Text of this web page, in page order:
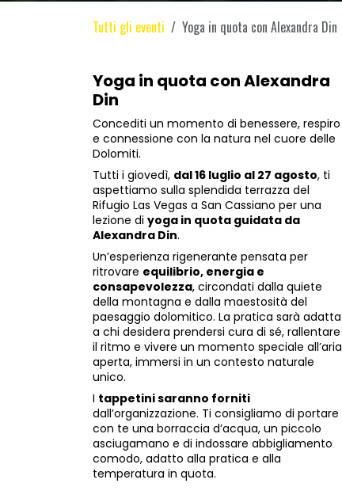
Tutti gli eventi Yoga in quota con Alexandra Din
Yoga in quota con Alexandra
Din
Concediti un momento di benessere, respiro
e connessione con la natura nel cuore delle
Dolomiti.
Tutti i giovedì, dal 16 luglio al 27 agosto, ti
aspettiamo sulla splendida terrazza del
Rifugio Las Vegas a San Cassiano per una
lezione di yoga in quota guidata da
Alexandra Din.
Un’esperienza rigenerante pensata per
ritrovare equilibrio, energia e
consapevolezza, circondati dalla quiete
della montagna e dalla maestosità del
paesaggio dolomitico. La pratica sarà adatta
a chi desidera prendersi cura di sé, rallentare
il ritmo e vivere un momento speciale all’aria
aperta, immersi in un contesto naturale
unico.
I tappetini saranno forniti
dall’organizzazione. Ti consigliamo di portare
con te una borraccia d’acqua, un piccolo
asciugamano e di indossare abbigliamento
comodo, adatto alla pratica e alla
temperatura in quota.